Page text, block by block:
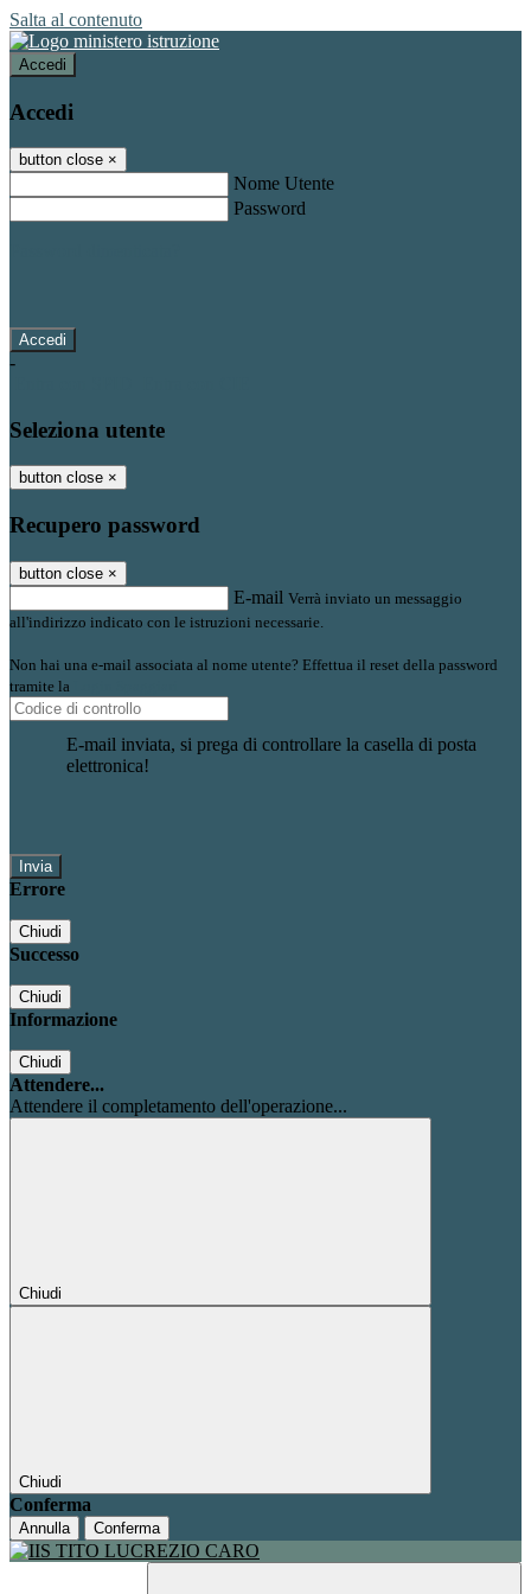
Salta al contenuto
Accedi
Accedi
button close ×
Nome Utente
Password
-
Seleziona utente
button close ×
Recupero password
button close ×
E-mail Verrà inviato un messaggio
all'indirizzo indicato con le istruzioni necessarie.
Non hai una e-mail associata al nome utente? Effettua il reset della password
tramite la
E-mail inviata, si prega di controllare la casella di posta
elettronica!
Errore
Chiudi
Successo
Chiudi
Informazione
Chiudi
Attendere...
Attendere il completamento dell'operazione...
Chiudi
Chiudi
Conferma
Annulla Conferma